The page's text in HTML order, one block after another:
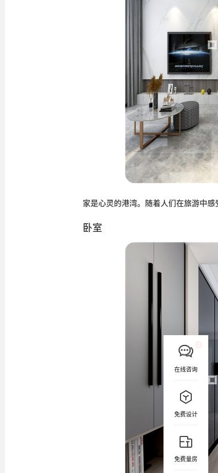
在线咨询
免费设计
免费量房
家是心灵的港湾。随着人们在旅游中
卧室